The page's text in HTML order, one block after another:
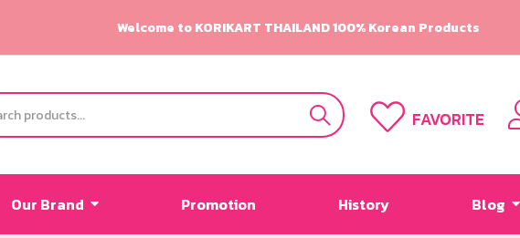
Welcome to KORIKART THAILAND 100% Korean Products
FAVORITE
Our Brand Promotion History Blog